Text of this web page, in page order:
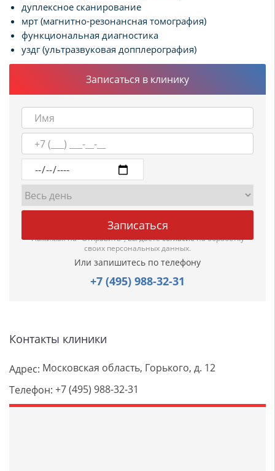
дуплексное сканирование
мрт (магнитно-резонансная томография)
функциональная диагностика
уздг (ультразвуковая допплерография)
Записаться в клинику
Нажимая на "Отправить", вы даетесогласиена обработку
своих персональных данных.
Или запишитесь по телефону
+7 (495) 988-32-31
Контакты клиники
Адрес: Московская область, Горького, д. 12
Телефон: +7 (495) 988-32-31